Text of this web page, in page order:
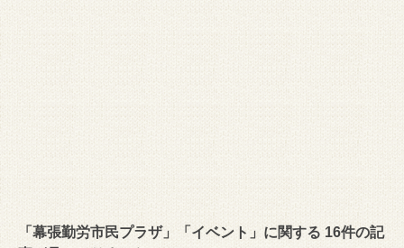
「幕張勤労市民プラザ」「イベント」に関する 16件の記